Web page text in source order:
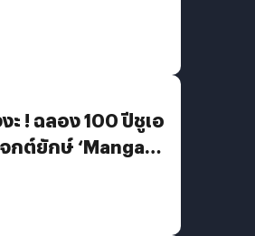
ะ ! ฉลอง 100 ปีชูเอ
กต์ยักษ์ ‘Manga